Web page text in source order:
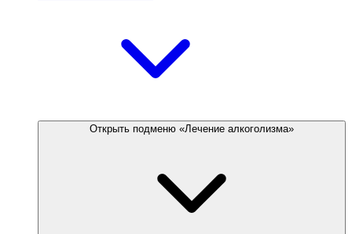
Открыть подменю «Лечение алкоголизма»